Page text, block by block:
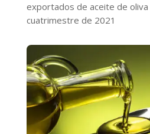
exportados de aceite de
cuatrimestre de 2021